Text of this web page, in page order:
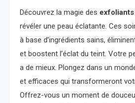
Découvrez la magie des
révéler une peau éclatante. Ces
à base d’ingrédients sains,
et boostent l’éclat du teint. Votre
a de mieux. Plongez dans un
et efficaces qui transformeront
Offrez-vous un moment de